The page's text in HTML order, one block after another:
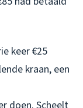
keer €25
kraan, een